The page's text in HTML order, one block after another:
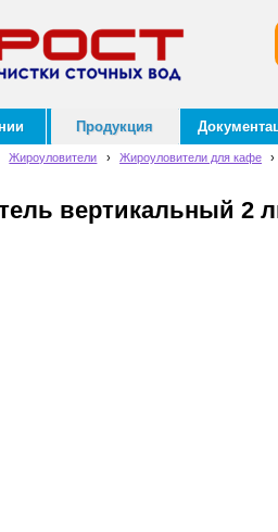
Продукция
Жироуловители › Жироуловители для кафе ›
вертикальный 2